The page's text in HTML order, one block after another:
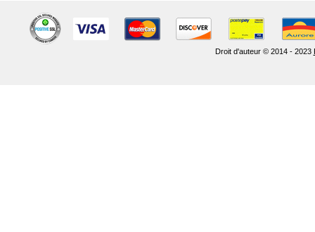
Droit d'auteur © 2014 - 2023